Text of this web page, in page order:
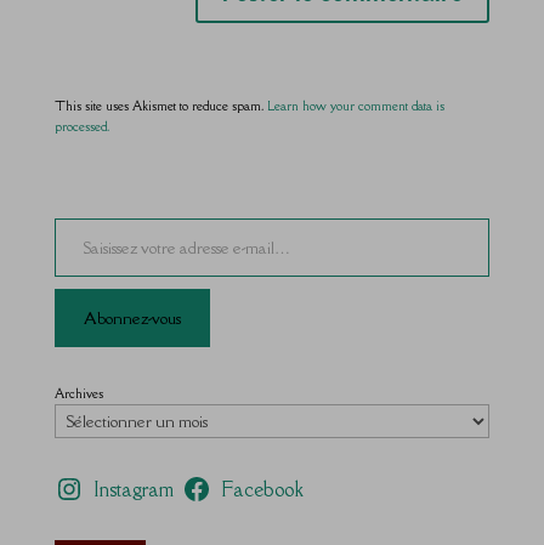
This site uses Akismet to reduce spam. Learn how your comment data is
processed.
Saisissez votre adresse e-mail…
Abonnez-vous
Archives
Instagram Facebook